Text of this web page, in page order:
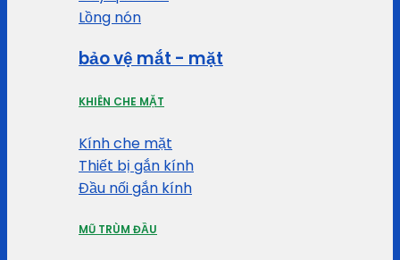
Lồng nón
bảo vệ mắt - mặt
KHIÊN CHE MẶT
Kính che mặt
Thiết bị gắn kính
Đầu nối gắn kính
MŨ TRÙM ĐẦU